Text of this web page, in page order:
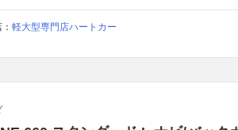
軽大型専門店ハートカー